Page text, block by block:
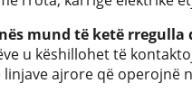
mund të ketë rregulla
u këshillohet të
ajrore që operojnë